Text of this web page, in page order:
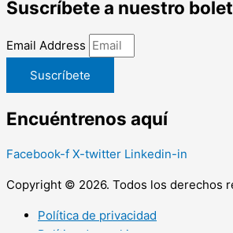
Suscríbete a nuestro
Email Address
Suscríbete
Encuéntrenos aquí
Facebook-f X-twitter Linkedin-in
Copyright © 2026. Todos los derechos
Política de privacidad